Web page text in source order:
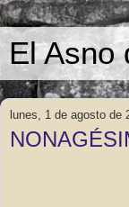
El Asno
lunes, 1 de agosto de